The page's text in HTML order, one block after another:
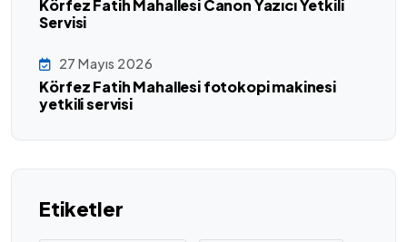
Körfez Fatih Mahallesi Canon Yazıcı Yetkili
Servisi
27 Mayıs 2026
Körfez Fatih Mahallesi fotokopi makinesi
yetkili servisi
Etiketler